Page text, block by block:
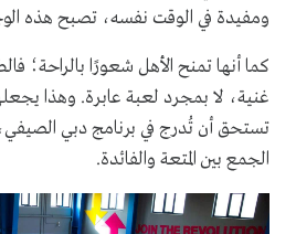
ومفيدة في الوقت نفسه، تصبح هذه
كما أنها تمنح الأهل شعورًا بالراحة؛
غنية، لا بمجرد لعبة عابرة. وهذا
تستحق أن تُدرج في برنامج دبي
الجمع بين المتعة والفائدة.